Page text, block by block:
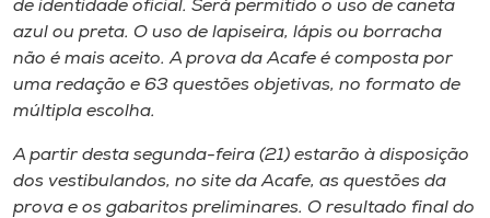
de identidade oficial. Será permitido o uso de caneta
azul ou preta. O uso de lapiseira, lápis ou borracha
não é mais aceito. A prova da Acafe é composta por
uma redação e 63 questões objetivas, no formato de
múltipla escolha.
A partir desta segunda-feira (21) estarão à disposição
dos vestibulandos, no site da Acafe, as questões da
prova e os gabaritos preliminares. O resultado final do